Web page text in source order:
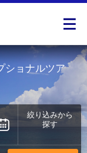
ショナルツア
絞り込みから
探す